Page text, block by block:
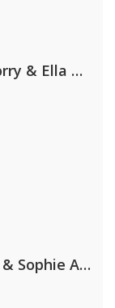
Nathan Dawe, Joel Corry & Ella Henderson
Purple Disco Machine & Sophie And The Giants